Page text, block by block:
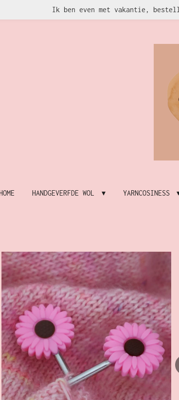
Ik ben even met vakantie,
HANDGEVERFDE WOL YARNCOSINESS